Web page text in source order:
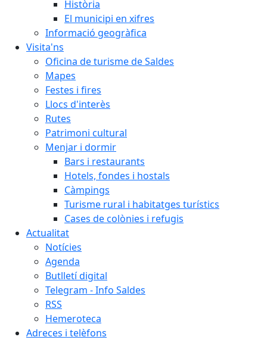
Història
El municipi en xifres
Informació geogràfica
Visita'ns
Oficina de turisme de Saldes
Mapes
Festes i fires
Llocs d'interès
Rutes
Patrimoni cultural
Menjar i dormir
Bars i restaurants
Hotels, fondes i hostals
Càmpings
Turisme rural i habitatges turístics
Cases de colònies i refugis
Actualitat
Notícies
Agenda
Butlletí digital
Telegram - Info Saldes
RSS
Hemeroteca
Adreces i telèfons